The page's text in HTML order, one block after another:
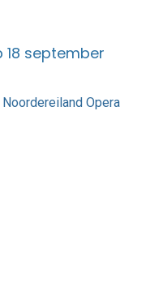
18 september
Opera